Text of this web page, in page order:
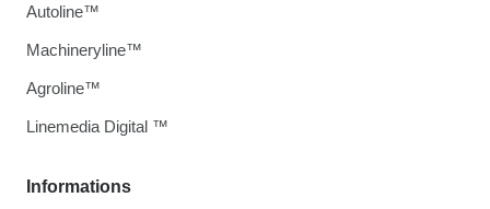
Informations
Autoline™
Machineryline™
Agroline™
Linemedia Digital ™